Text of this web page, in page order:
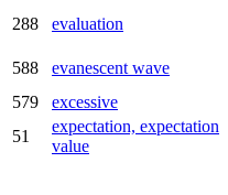
288 evaluation
588
evanescent wave
579
excessive
51
expectation, expectation
value